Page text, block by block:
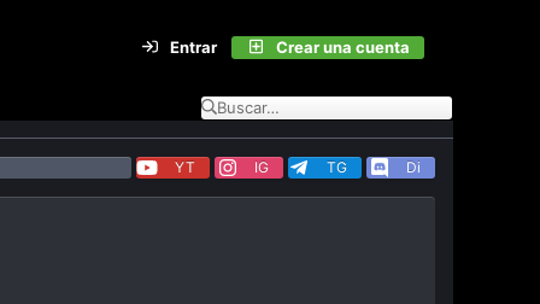
Entrar Crear una cuenta
YT IG TG Di